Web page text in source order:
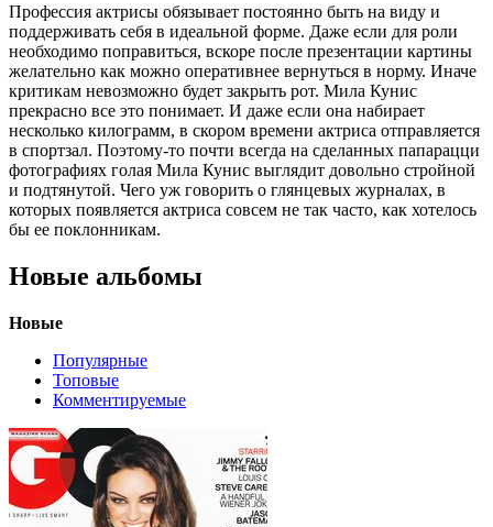
Профессия актрисы обязывает постоянно быть на виду и
поддерживать себя в идеальной форме. Даже если для роли
необходимо поправиться, вскоре после презентации картины
желательно как можно оперативнее вернуться в норму. Иначе
критикам невозможно будет закрыть рот. Мила Кунис
прекрасно все это понимает. И даже если она набирает
несколько килограмм, в скором времени актриса отправляется
в спортзал. Поэтому-то почти всегда на сделанных папарацци
фотографиях голая Мила Кунис выглядит довольно стройной
и подтянутой. Чего уж говорить о глянцевых журналах, в
которых появляется актриса совсем не так часто, как хотелось
бы ее поклонникам.
Новые альбомы
Новые
Популярные
Топовые
Комментируемые